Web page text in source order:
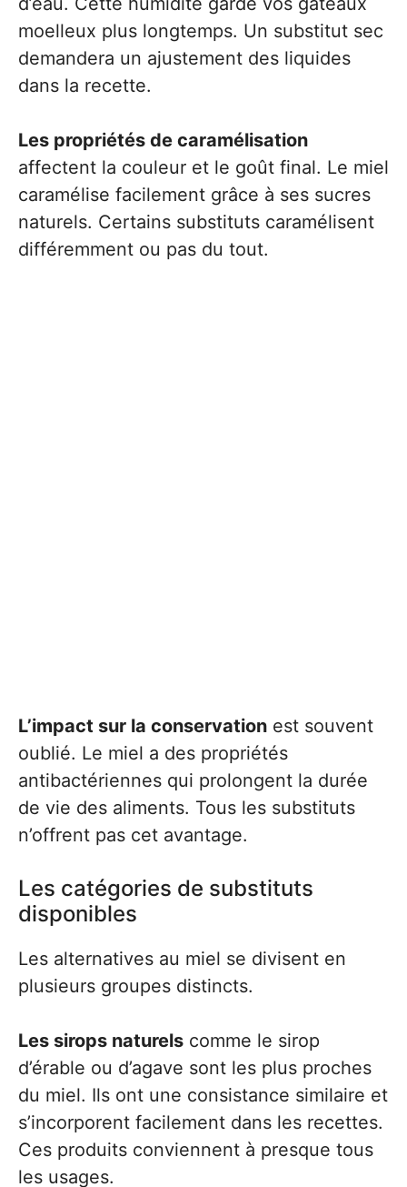
moelleux plus longtemps. Un substitut sec
demandera un ajustement des liquides
dans la recette.
Les propriétés de caramélisation
affectent la couleur et le goût final. Le miel
caramélise facilement grâce à ses sucres
naturels. Certains substituts caramélisent
différemment ou pas du tout.
L’impact sur la conservation est souvent
oublié. Le miel a des propriétés
antibactériennes qui prolongent la durée
de vie des aliments. Tous les substituts
n’offrent pas cet avantage.
Les catégories de substituts
disponibles
Les alternatives au miel se divisent en
plusieurs groupes distincts.
Les sirops naturels comme le sirop
d’érable ou d’agave sont les plus proches
du miel. Ils ont une consistance similaire et
s’incorporent facilement dans les recettes.
Ces produits conviennent à presque tous
les usages.